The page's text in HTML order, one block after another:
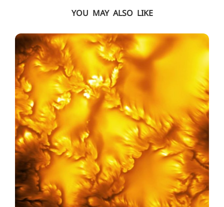
YOU MAY ALSO LIKE